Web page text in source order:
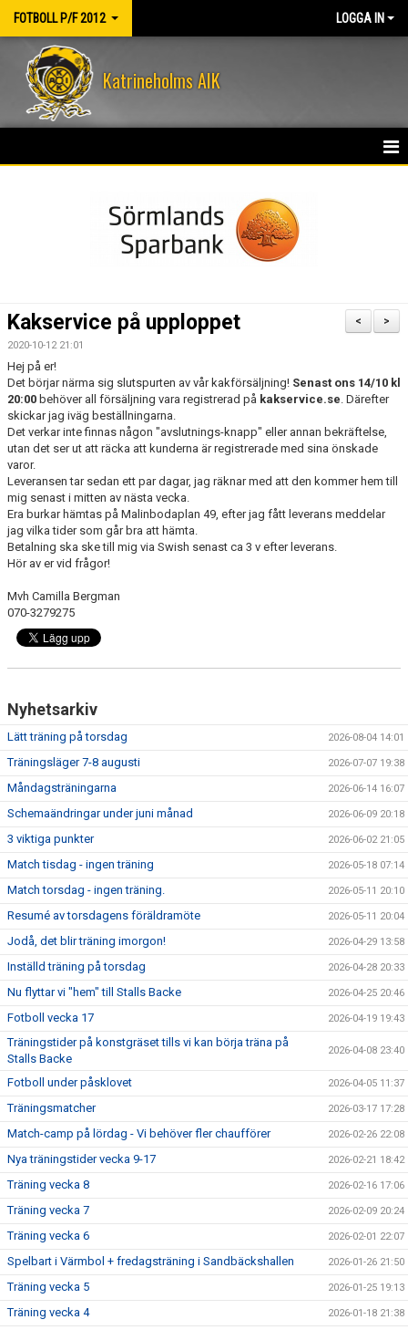
FOTBOLL P/F 2012 LOGGA IN
Katrineholms AIK
TRUPPEN
BILDGALLERI
DOKUMENT
GÄSTBOK P/F12
>
<
Kakservice på upploppet
2020-10-12 21:01
Hej på er!
Det börjar närma sig slutspurten av vår kakförsäljning! Senast ons 14/10 kl
20:00 behöver all försäljning vara registrerad på kakservice.se. Därefter
skickar jag iväg beställningarna.
Det verkar inte finnas någon "avslutnings-knapp" eller annan bekräftelse,
utan det ser ut att räcka att kunderna är registrerade med sina önskade
varor.
Leveransen tar sedan ett par dagar, jag räknar med att den kommer hem till
mig senast i mitten av nästa vecka.
Era burkar hämtas på Malinbodaplan 49, efter jag fått leverans meddelar
jag vilka tider som går bra att hämta.
Betalning ska ske till mig via Swish senast ca 3 v efter leverans.
Hör av er vid frågor!
Mvh Camilla Bergman
070-3279275
Nyhetsarkiv
Lätt träning på torsdag 2026-08-04 14:01
Träningsläger 7-8 augusti 2026-07-07 19:38
Måndagsträningarna 2026-06-14 16:07
Schemaändringar under juni månad 2026-06-09 20:18
3 viktiga punkter 2026-06-02 21:05
Match tisdag - ingen träning 2026-05-18 07:14
Match torsdag - ingen träning. 2026-05-11 20:10
Resumé av torsdagens föräldramöte 2026-05-11 20:04
Jodå, det blir träning imorgon! 2026-04-29 13:58
Inställd träning på torsdag 2026-04-28 20:33
Nu flyttar vi "hem" till Stalls Backe 2026-04-25 20:46
Fotboll vecka 17 2026-04-19 19:43
Träningstider på konstgräset tills vi kan börja träna på
Stalls Backe
2026-04-08 23:40
Fotboll under påsklovet 2026-04-05 11:37
Träningsmatcher 2026-03-17 17:28
Match-camp på lördag - Vi behöver fler chaufförer 2026-02-26 22:08
Nya träningstider vecka 9-17 2026-02-21 18:42
Träning vecka 8 2026-02-16 17:06
Träning vecka 7 2026-02-09 20:24
Träning vecka 6 2026-02-01 22:07
Spelbart i Värmbol + fredagsträning i Sandbäckshallen 2026-01-26 21:50
Träning vecka 5 2026-01-25 19:13
Träning vecka 4 2026-01-18 21:38